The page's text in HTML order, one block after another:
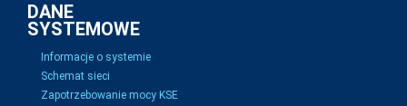
DANE
SYSTEMOWE
Informacje o systemie
Schemat sieci
Zapotrzebowanie mocy KSE